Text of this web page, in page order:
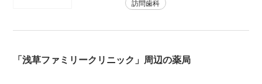
訪問歯科
「浅草ファミリークリニック」周辺の薬局